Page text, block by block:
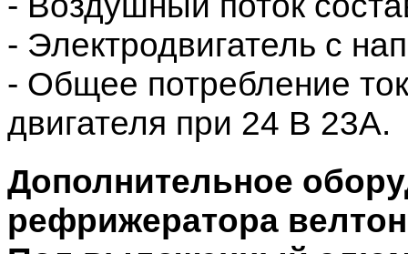
- Электродвигатель с
- Общее потребление
двигателя при 24 В 23А.
Дополнительное
рефрижератора